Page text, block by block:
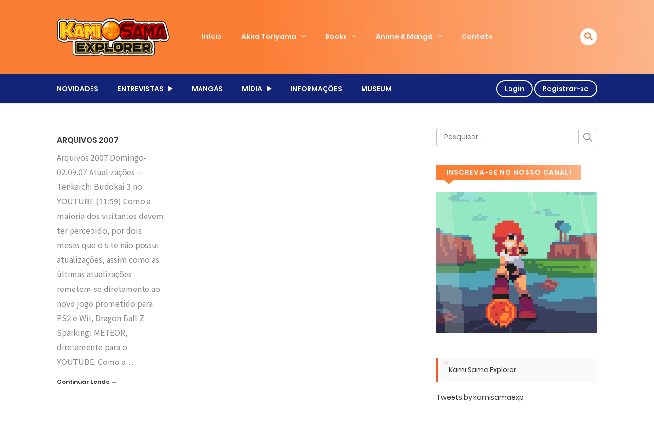
Início Akira Toriyama Books Anime & Mangá Contato
NOVIDADES ENTREVISTAS MANGÁS MÍDIA INFORMAÇÕES MUSEUM Login Registrar-se
ARQUIVOS 2007
Arquivos 2007 Domingo-
02.09.07 Atualizações –
Tenkaichi Budokai 3 no
YOUTUBE (11:59) Como a
maioria dos visitantes devem
ter percebido, por dois
meses que o site não possui
atualizações, assim como as
últimas atualizações
remetem-se diretamente ao
novo jogo prometido para
PS2 e Wii, Dragon Ball Z
Sparking! METEOR,
diretamente para o
YOUTUBE. Como a…
Continuar Lendo →
INSCREVA-SE NO NOSSO CANAL!
Kami Sama Explorer
Tweets by kamisamaexp